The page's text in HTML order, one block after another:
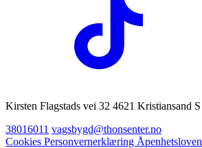
Kirsten Flagstads vei 32 4621 Kristiansand S
38016011 vagsbygd@thonsenter.no
Cookies Personvernerklæring Åpenhetsloven